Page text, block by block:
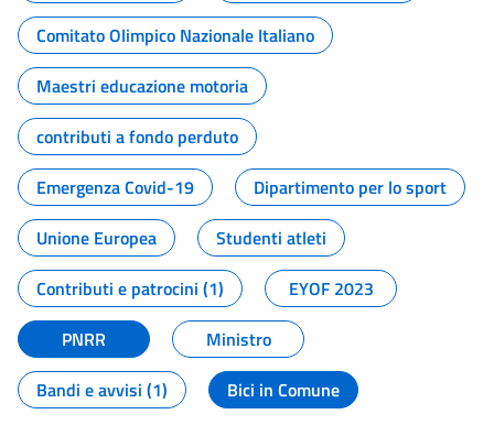
Comitato Olimpico Nazionale Italiano
Maestri educazione motoria
contributi a fondo perduto
Emergenza Covid-19
Dipartimento per lo sport
Unione Europea
Studenti atleti
Contributi e patrocini (1)
EYOF 2023
PNRR
Ministro
Bandi e avvisi (1)
Bici in Comune